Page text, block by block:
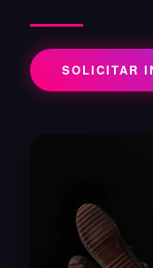
SOLICITAR